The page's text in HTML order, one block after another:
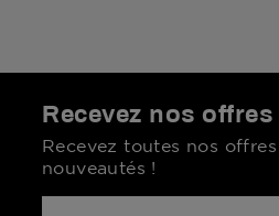
Recevez nos
Recevez toutes nos
nouveautés !